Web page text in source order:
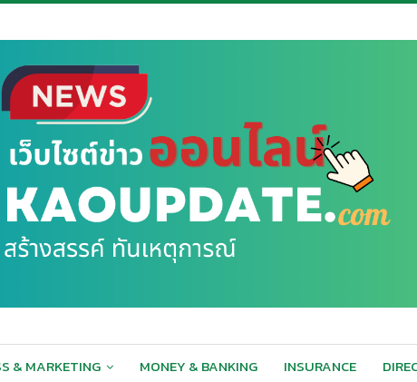
& MARKETING MONEY & BANKING INSURANCE